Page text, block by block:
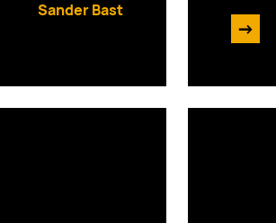
Sander Bast
->